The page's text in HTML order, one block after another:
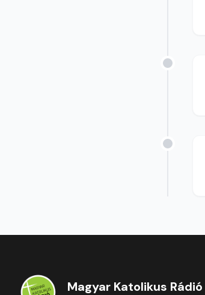
Magyar Katolikus Rádió